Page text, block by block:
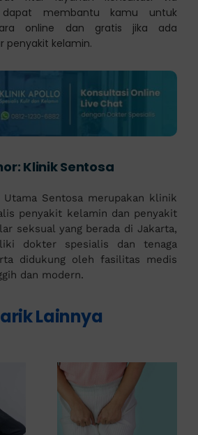
membantu kamu untuk
online dan gratis jika ada
penyakit kelamin.
Klinik Sentosa
Utama Sentosa merupakan klinik
penyakit kelamin dan penyakit
seksual yang berada di Jakarta,
dokter spesialis dan tenaga
didukung oleh fasilitas medis
dan modern.
Lainnya